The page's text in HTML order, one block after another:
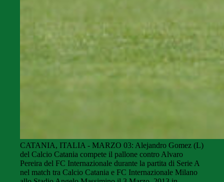
CATANIA, ITALIA - MARZO 03: Alejandro Gomez (L)
del Calcio Catania compete il pallone contro Alvaro
Pereira del FC Internazionale durante la partita di Serie A
nel match tra Calcio Catania e FC Internazionale Milano